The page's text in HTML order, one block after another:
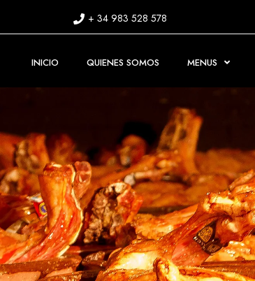
+ 34 983 528 578
INICIO QUIENES SOMOS MENUS